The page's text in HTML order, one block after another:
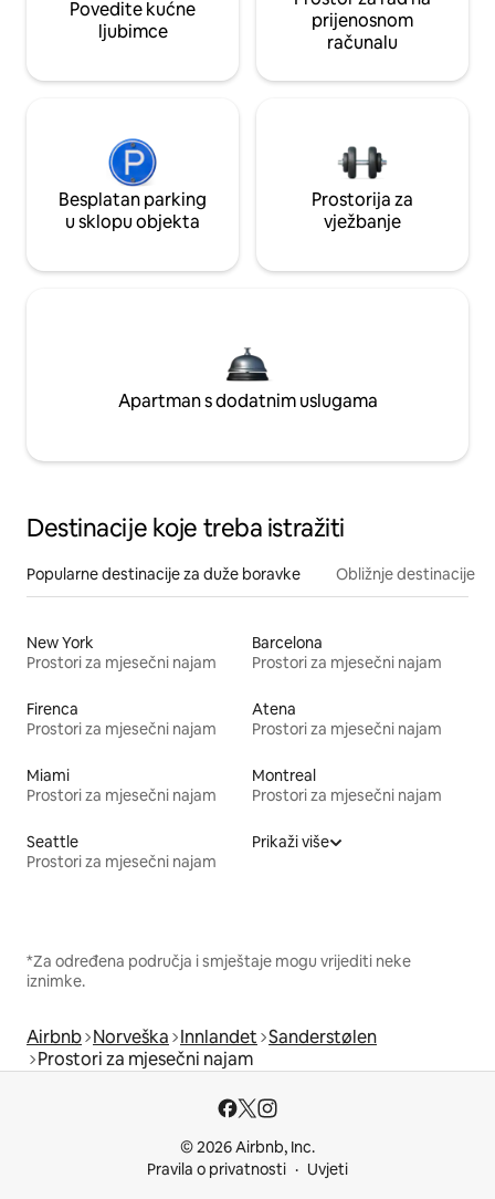
Povedite kućne
ljubimce
prijenosnom
računalu
Besplatan parking
u sklopu objekta
Prostorija za
vježbanje
Apartman s dodatnim uslugama
Destinacije koje treba istražiti
Popularne destinacije za duže boravke Obližnje destinacije
New York
Prostori za mjesečni najam
Barcelona
Prostori za mjesečni najam
Firenca
Prostori za mjesečni najam
Atena
Prostori za mjesečni najam
Miami
Prostori za mjesečni najam
Montreal
Prostori za mjesečni najam
Seattle
Prostori za mjesečni najam
Prikaži više
*Za određena područja i smještaje mogu vrijediti neke
iznimke.
Airbnb Norveška Innlandet Sanderstølen
Prostori za mjesečni najam
© 2026 Airbnb, Inc.
Pravila o privatnosti
Uvjeti